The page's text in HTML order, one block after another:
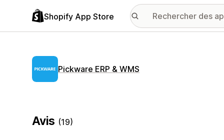
Shopify App Store
Pickware ERP & WMS
Avis (19)